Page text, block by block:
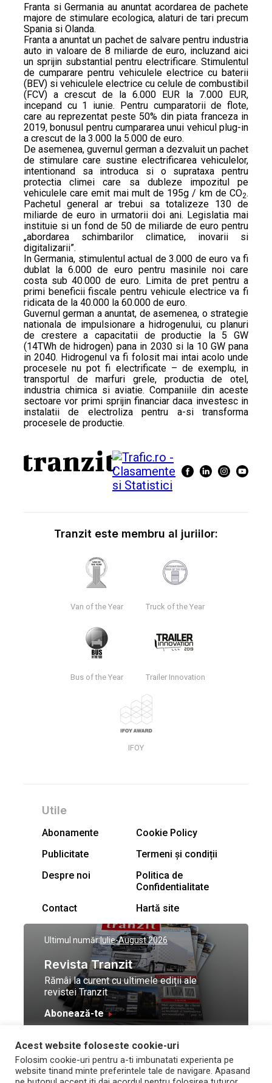
Franta si Germania au anuntat acordarea de pachete
majore de stimulare ecologica, alaturi de tari precum
Spania si Olanda.
Franta a anuntat un pachet de salvare pentru industria
auto in valoare de 8 miliarde de euro, incluzand aici
un sprijin substantial pentru electrificare. Stimulentul
de cumparare pentru vehiculele electrice cu baterii
(BEV) si vehiculele electrice cu celule de combustibil
(FCV) a crescut de la 6.000 EUR la 7.000 EUR,
incepand cu 1 iunie. Pentru cumparatorii de flote,
care au reprezentat peste 50% din piata franceza in
2019, bonusul pentru cumpararea unui vehicul plug-in
a crescut de la 3.000 la 5.000 de euro.
De asemenea, guvernul german a dezvaluit un pachet
de stimulare care sustine electrificarea vehiculelor,
intentionand sa introduca si o suprataxa pentru
protectia climei care sa dubleze impozitul pe
vehiculele care emit mai mult de 195g / km de CO2.
Pachetul general ar trebui sa totalizeze 130 de
miliarde de euro in urmatorii doi ani. Legislatia mai
instituie si un fond de 50 de miliarde de euro pentru
„abordarea schimbarilor climatice, inovarii si
digitalizarii”.
In Germania, stimulentul actual de 3.000 de euro va fi
dublat la 6.000 de euro pentru masinile noi care
costa sub 40.000 de euro. Limita de pret pentru a
primi beneficii fiscale pentru vehicule electrice va fi
ridicata de la 40.000 la 60.000 de euro.
Guvernul german a anuntat, de asemenea, o strategie
nationala de impulsionare a hidrogenului, cu planuri
de crestere a capacitatii de productie la 5 GW
(14TWh de hidrogen) pana in 2030 si la 10 GW pana
in 2040. Hidrogenul va fi folosit mai intai acolo unde
procesele nu pot fi electrificate – de exemplu, in
transportul de marfuri grele, productia de otel,
industria chimica si aviatie. Companiile din aceste
sectoare vor primi sprijin financiar daca investesc in
instalatii de electroliza pentru a-si transforma
procesele de productie.
Tranzit este membru al juriilor:
Van of the Year Truck of the Year
Bus of the Year Trailer Innovation
IFOY
Utile
Abonamente
Cookie Policy
Publicitate
Termeni și condiții
Despre noi
Politica de
Confidentialitate
Contact
Hartă site
Ultimul număr:Iulie-August 2026
Revista Tranzit
Rămâi la curent cu ultimele ediții ale
revistei Tranzit
Abonează-te
© Toate drepturile
rezervate Trafic Media
2026
Design by
and development by Neo
Vision Technologies
Acest website foloseste cookie-uri
Folosim cookie-uri pentru a-ti imbunatati experienta pe
website tinand minte preferintele tale de navigare. Apasand